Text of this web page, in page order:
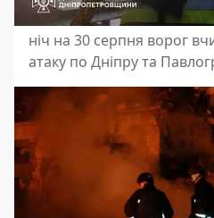
ніч на 30 серпня ворог
атаку по Дніпру та